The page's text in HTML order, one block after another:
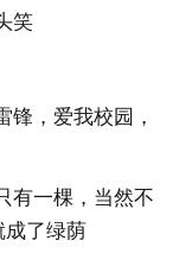
笑
，爱我校园，
一棵，当然不
成了绿荫